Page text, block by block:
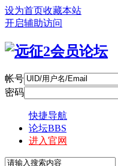
设为首页收藏本站
开启辅助访问
帐号
密码
快捷导航
论坛BBS
进入官网